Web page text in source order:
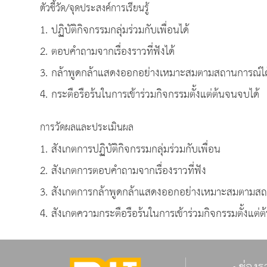
ตัวชี้วัด/จุดประสงค์การเรียนรู้
1. ปฏิบัติกิจกรรมกลุ่มร่วมกับเพื่อนได้
2. ตอบคำถามจากเรื่องราวที่ฟังได้
3. กล้าพูดกล้าแสดงออกอย่างเหมาะสมตามสถานการณ์
4. กระตือรือร้นในการเข้าร่วมกิจกรรมตั้งแต่ต้นจนจบได้
การวัดผลและประเมินผล
1. สังเกตการปฏิบัติกิจกรรมกลุ่มร่วมกับเพื่อน
2. สังเกตการตอบคำถามจากเรื่องราวที่ฟัง
3. สังเกตการกล้าพูดกล้าแสดงออกอย่างเหมาะสมตาม
4. สังเกตความกระตือรือร้นในการเข้าร่วมกิจกรรมตั้งแ